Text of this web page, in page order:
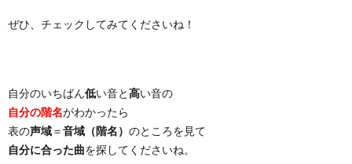
ぜひ、チェックしてみてくださいね！
自分のいちばん低い音と高い音の
自分の階名がわかったら
表の声域＝音域（階名） のところを見て
自分に合った曲を探してくださいね。